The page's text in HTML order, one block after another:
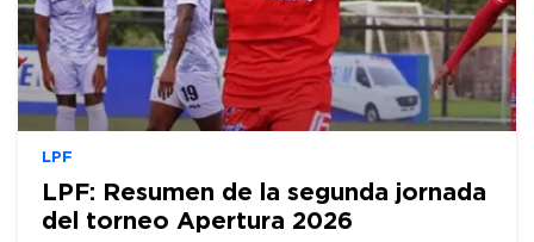
LPF
LPF: Resumen de la segunda jornada
del torneo Apertura 2026